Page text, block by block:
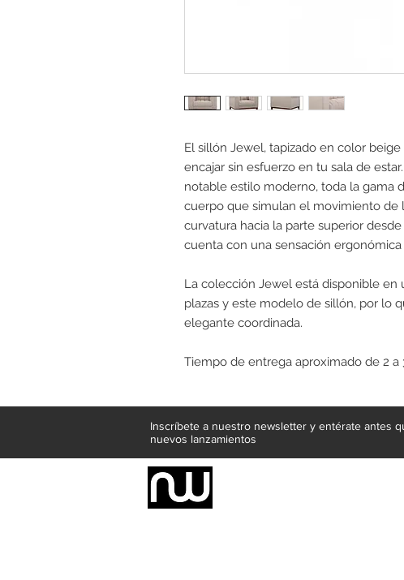
El sillón Jewel, tapizado en color
encajar sin esfuerzo en tu sala de
notable estilo moderno, toda la gama
cuerpo que simulan el movimiento de
curvatura hacia la parte superior
cuenta con una sensación
La colección Jewel está disponible en
plazas y este modelo de sillón, por lo
elegante coordinada.
Tiempo de entrega aproximado de 2 a
Inscríbete a nuestro newsletter y entérate antes
nuevos lanzamientos